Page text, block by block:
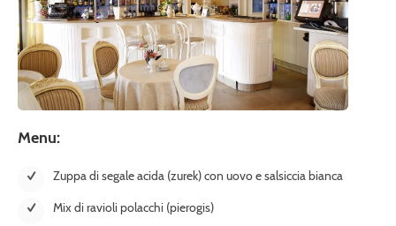
Menu:
Zuppa di segale acida (zurek) con uovo e salsiccia bianca
Mix di ravioli polacchi (pierogis)